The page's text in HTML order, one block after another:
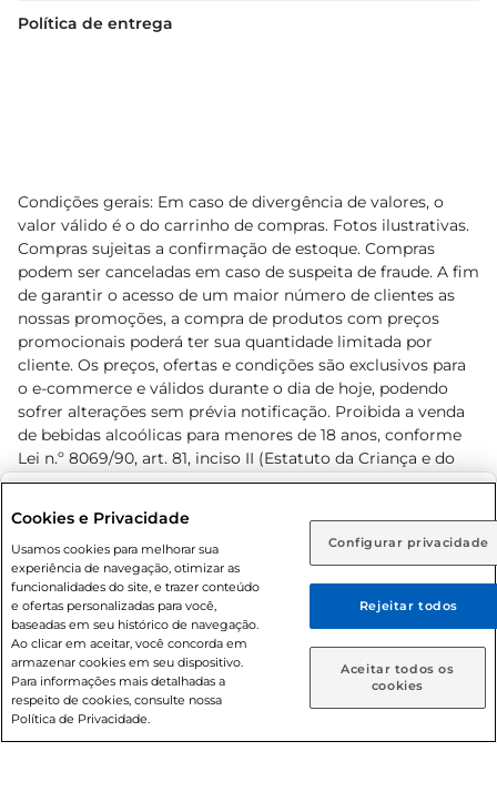
Rio de Janeiro (RJ) Goiás (GO)
Ou
Caso queira comprar online, informe como deseja receber
suas compras:
Entrega em casa Retire em Loja
Política de entrega
Condições gerais: Em caso de divergência de valores, o
valor válido é o do carrinho de compras. Fotos ilustrativas.
Compras sujeitas a confirmação de estoque. Compras
podem ser canceladas em caso de suspeita de fraude. A fim
de garantir o acesso de um maior número de clientes as
nossas promoções, a compra de produtos com preços
promocionais poderá ter sua quantidade limitada por
cliente. Os preços, ofertas e condições são exclusivos para
o e-commerce e válidos durante o dia de hoje, podendo
sofrer alterações sem prévia notificação. Proibida a venda
de bebidas alcoólicas para menores de 18 anos, conforme
Lei n.º 8069/90, art. 81, inciso II (Estatuto da Criança e do
Adolescente). Preços e condições exclusivos para o
prévio. O valor mínimo para as compras on-line é de R$
80,00.
© 2026 Copyright. Todos os direitos
reservados Prezunic.
Cookies e Privacidade
Usamos cookies para melhorar sua
experiência de navegação, otimizar as
funcionalidades do site, e trazer conteúdo
e ofertas personalizadas para você,
baseadas em seu histórico de navegação.
Ao clicar em aceitar, você concorda em
armazenar cookies em seu dispositivo.
Para informações mais detalhadas a
respeito de cookies, consulte nossa
Política de Privacidade.
Configurar privacidade
Rejeitar todos
Aceitar todos os
cookies